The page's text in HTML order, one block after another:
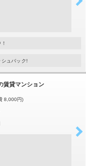
シュバック!
賃貸マンション
8,000円)